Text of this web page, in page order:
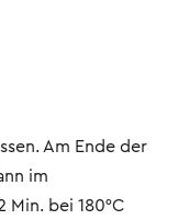
Am Ende der
im
bei 180°C